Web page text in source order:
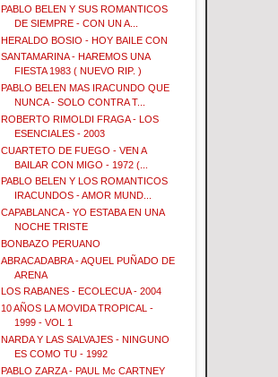
PABLO BELEN Y SUS ROMANTICOS
DE SIEMPRE - CON UN A...
HERALDO BOSIO - HOY BAILE CON
SANTAMARINA - HAREMOS UNA
FIESTA 1983 ( NUEVO RIP. )
PABLO BELEN MAS IRACUNDO QUE
NUNCA - SOLO CONTRA T...
ROBERTO RIMOLDI FRAGA - LOS
ESENCIALES - 2003
CUARTETO DE FUEGO - VEN A
BAILAR CON MIGO - 1972 (...
PABLO BELEN Y LOS ROMANTICOS
IRACUNDOS - AMOR MUND...
CAPABLANCA - YO ESTABA EN UNA
NOCHE TRISTE
BONBAZO PERUANO
ABRACADABRA - AQUEL PUÑADO DE
ARENA
LOS RABANES - ECOLECUA - 2004
10 AÑOS LA MOVIDA TROPICAL -
1999 - VOL 1
NARDA Y LAS SALVAJES - NINGUNO
ES COMO TU - 1992
PABLO ZARZA - PAUL Mc CARTNEY